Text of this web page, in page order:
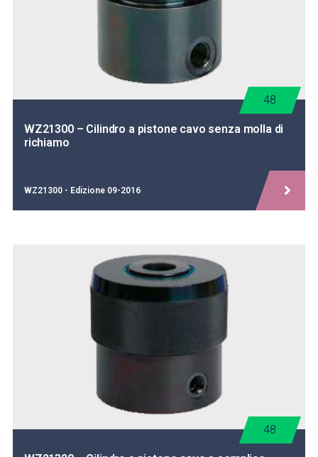
WZ21300 – Cilindro a pistone cavo senza molla di
richiamo
48
WZ21300 - Edizione 09-2016
48